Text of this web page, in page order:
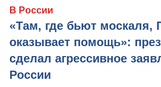
В России
«Там, где бьют москаля,
оказывает помощь»:
сделал агрессивное
России